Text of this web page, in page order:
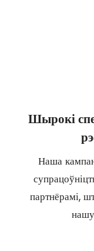
Шырокі
Наша
партнёрамі,